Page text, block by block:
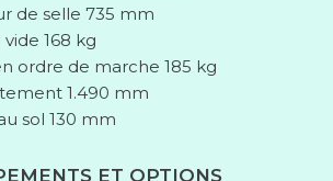
de selle 735 mm
vide 168 kg
ordre de marche 185 kg
1.490 mm
sol 130 mm
ET OPTIONS